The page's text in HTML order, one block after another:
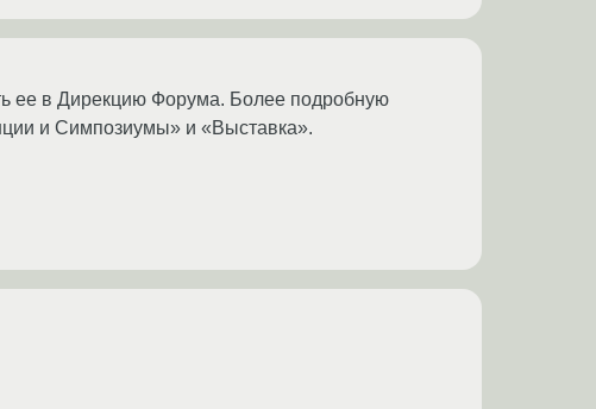
ее в Дирекцию Форума. Более подробную
и Симпозиумы» и «Выставка».